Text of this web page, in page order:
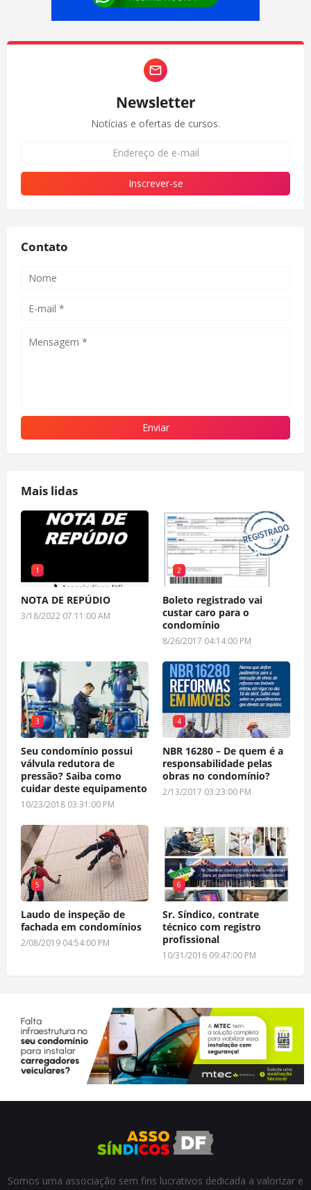
Newsletter
Notícias e ofertas de cursos.
Contato
Mais lidas
1
NOTA DE REPÚDIO
3/18/2022 07:11:00 AM
2
Boleto registrado vai
custar caro para o
condomínio
8/26/2017 04:14:00 PM
3
Seu condomínio possui
válvula redutora de
pressão? Saiba como
cuidar deste equipamento
10/23/2018 03:31:00 PM
4
NBR 16280 – De quem é a
responsabilidade pelas
obras no condomínio?
2/13/2017 03:23:00 PM
5
Laudo de inspeção de
fachada em condomínios
2/08/2019 04:54:00 PM
6
Sr. Síndico, contrate
técnico com registro
profissional
10/31/2016 09:47:00 PM
Somos uma associação sem fins lucrativos dedicada a valorizar e